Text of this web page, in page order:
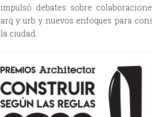
impulsó debates sobre
arq y urb y nuevos enfoques para
la ciudad.